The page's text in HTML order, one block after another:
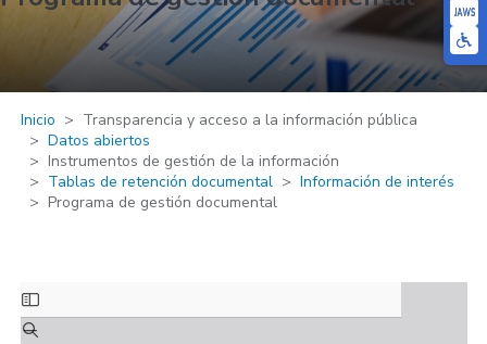
Inicio
Transparencia y acceso a la información pública
Datos abiertos
Instrumentos de gestión de la información
Tablas de retención documental
Información de interés
Programa de gestión documental